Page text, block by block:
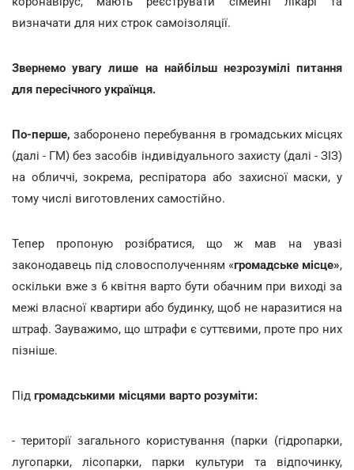
визначати для них строк самоізоляції.
Звернемо увагу лише на найбільш незрозумілі питання
для пересічного українця.
По-перше,заборонено перебування в громадських місцях
(далі - ГМ) без засобів індивідуального захисту (далі - ЗІЗ)
на обличчі, зокрема, респіратора або захисної маски, у
тому числі виготовлених самостійно.
Тепер пропоную розібратися, що ж мав на увазі
законодавець під словосполученням «громадське місце»,
оскільки вже з 6 квітня варто бути обачним при виході за
межі власної квартири або будинку, щоб не наразитися на
штраф. Зауважимо, що штрафи є суттєвими, проте про них
пізніше.
Під громадськими місцями варто розуміти:
- території загального користування (парки (гідропарки,
лугопарки, лісопарки, парки культури та відпочинку,